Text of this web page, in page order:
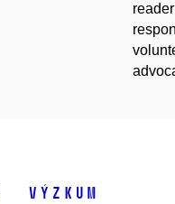
Výzkum